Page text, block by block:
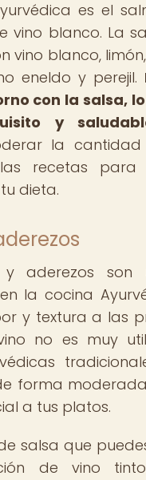
es el
vino blanco. La
vino blanco,
eneldo y perejil.
con la salsa,
y
la
recetas para
dieta.
y aderezos son
la cocina
y textura a las
no es muy
forma
a tus platos.
salsa que
de vino